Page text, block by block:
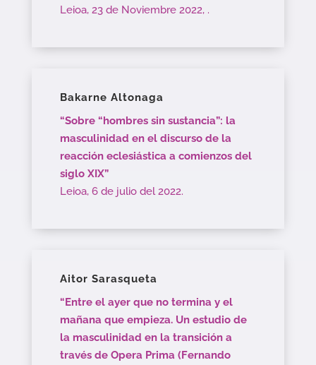
Leioa, 23 de Noviembre 2022, .
Bakarne Altonaga
“Sobre “hombres sin sustancia”: la
masculinidad en el discurso de la
reacción eclesiástica a comienzos del
siglo XIX”
Leioa, 6 de julio del 2022.
Aitor Sarasqueta
“Entre el ayer que no termina y el
mañana que empieza. Un estudio de
la masculinidad en la transición a
través de Opera Prima (Fernando